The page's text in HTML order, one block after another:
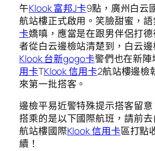
午Klook 富邦J卡9點，廣州白云
航站樓正式啟用。笑臉甜蜜，語
卡嬌嗔，應當是在跟男伴侶打
者從白云邊檢站清楚到，白云
Klook 台新gogo卡警們也在新
用卡TKlook 信用卡2航站樓邊檢
來第一批搭客。
邊檢平易近警特殊提示搭客留
搭乘的是以下國際航班，請前
航站樓國際Klook 信用卡區打點
續！